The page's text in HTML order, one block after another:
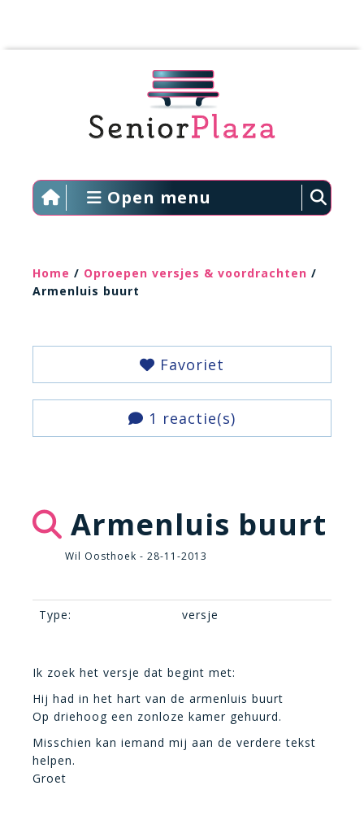
Open menu
Home / Oproepen versjes & voordrachten /
Armenluis buurt
Favoriet
1 reactie(s)
Armenluis buurt
Wil Oosthoek - 28-11-2013
Type: versje
Ik zoek het versje dat begint met:
Hij had in het hart van de armenluis buurt
Op driehoog een zonloze kamer gehuurd.
Misschien kan iemand mij aan de verdere tekst
helpen.
Groet